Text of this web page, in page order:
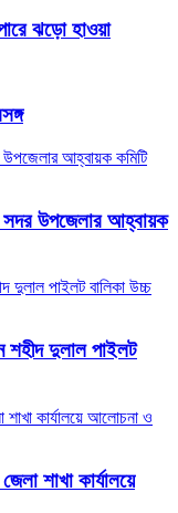
ঝড়ো হাওয়া
সদর উপজেলার আহ্বায়ক
শহীদ দুলাল পাইলট
শাখা কার্যালয়ে